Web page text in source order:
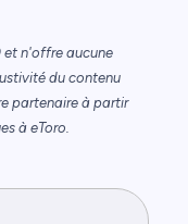
et n'offre aucune
du contenu
partenaire à partir
à eToro.